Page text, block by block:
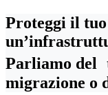
Proteggi il
Parliamo del
migrazione o